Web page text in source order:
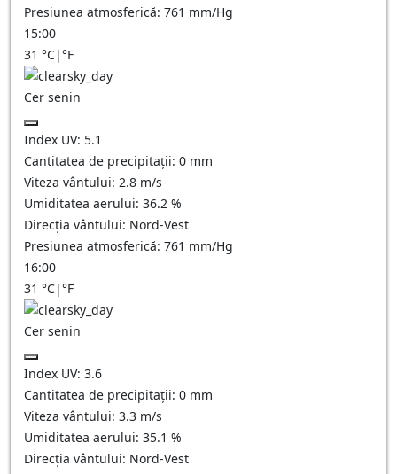
Presiunea atmosferică: 761 mm/Hg
15:00
31 °C|°F
Cer senin
Index UV: 5.1
Cantitatea de precipitații: 0 mm
Viteza vântului: 2.8 m/s
Umiditatea aerului: 36.2 %
Direcția vântului: Nord-Vest
Presiunea atmosferică: 761 mm/Hg
16:00
31 °C|°F
Cer senin
Index UV: 3.6
Cantitatea de precipitații: 0 mm
Viteza vântului: 3.3 m/s
Umiditatea aerului: 35.1 %
Direcția vântului: Nord-Vest